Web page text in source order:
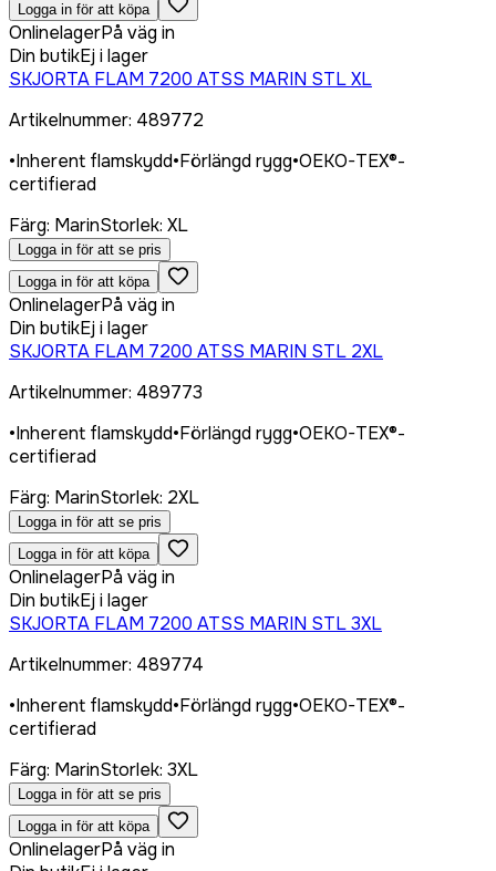
Logga in för att köpa
OnlinelagerPå väg in
Din butikEj i lager
SKJORTA FLAM 7200 ATSS MARIN STL XL
Artikelnummer: 489772
•Inherent flamskydd•Förlängd rygg•OEKO-TEX®-
certifierad
Färg: MarinStorlek: XL
Logga in för att se pris
Logga in för att köpa
OnlinelagerPå väg in
Din butikEj i lager
SKJORTA FLAM 7200 ATSS MARIN STL 2XL
Artikelnummer: 489773
•Inherent flamskydd•Förlängd rygg•OEKO-TEX®-
certifierad
Färg: MarinStorlek: 2XL
Logga in för att se pris
Logga in för att köpa
OnlinelagerPå väg in
Din butikEj i lager
SKJORTA FLAM 7200 ATSS MARIN STL 3XL
Artikelnummer: 489774
•Inherent flamskydd•Förlängd rygg•OEKO-TEX®-
certifierad
Färg: MarinStorlek: 3XL
Logga in för att se pris
Logga in för att köpa
OnlinelagerPå väg in